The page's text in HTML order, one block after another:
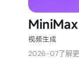
视频生成
2026-07了解